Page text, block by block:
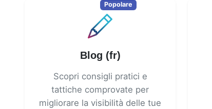
Blog (fr)
Scopri consigli pratici e
tattiche comprovate per
migliorare la visibilità delle tue
Popolare